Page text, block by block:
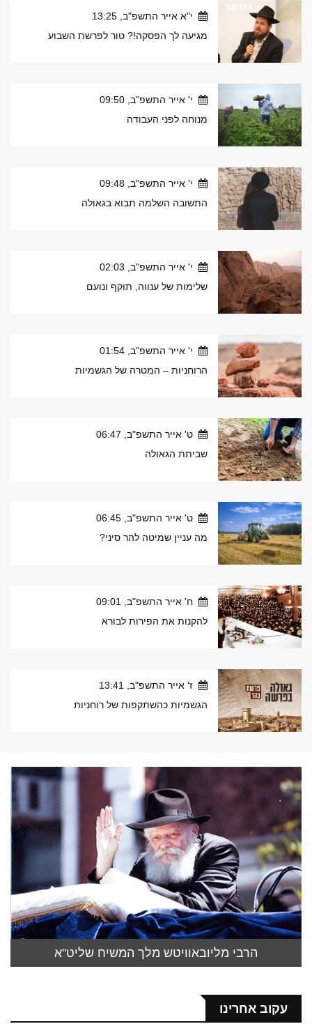
י"א אייר התשפ"ב, 13:25
מגיעה לך הפסקה!? טור לפרשת השבוע
י' אייר התשפ"ב, 09:50
מנוחה לפני העבודה
י' אייר התשפ"ב, 09:48
התשובה השלמה תבוא בגאולה
י' אייר התשפ"ב, 02:03
שלימות של ענווה, תוקף ונועם
י' אייר התשפ"ב, 01:54
הרוחניות – המטרה של הגשמיות
ט' אייר התשפ"ב, 06:47
שביתת הגאולה
ט' אייר התשפ"ב, 06:45
מה עניין שמיטה להר סיני?
ח' אייר התשפ"ב, 09:01
להקנות את הפירות לבורא
ז' אייר התשפ"ב, 13:41
הגשמיות כהשתקפות של רוחניות
הרבי מליובאוויטש מלך המשיח שליט"א
עקוב אחרינו